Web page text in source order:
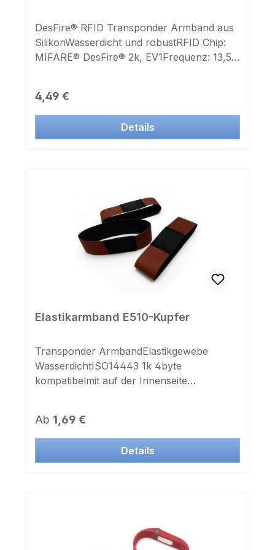
DesFire® RFID Transponder Armband aus
SilikonWasserdicht und robustRFID Chip:
MIFARE® DesFire® 2k, EV1Frequenz: 13,56
BandlängeFarbe: Dunkelblau
Regulärer Preis:
4,49 €
Details
Elastikarmband E510-Kupfer
Transponder ArmbandElastikgewebe
WasserdichtISO14443 1k 4byte
kompatibelmit auf der Innenseite
180mmGrunddurchmesser D55mm
(dehnbar)Breite: 25mm
Regulärer Preis:
Ab 1,69 €
Details